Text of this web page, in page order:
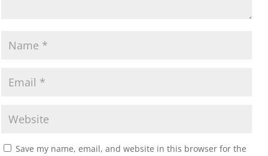
Save my name, email, and website in this browser for the